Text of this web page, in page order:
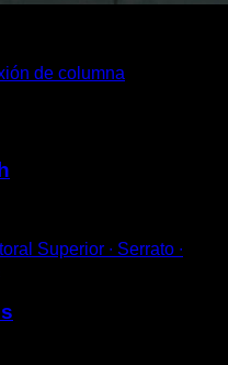
de columna
Superior ∙ Serrato ∙